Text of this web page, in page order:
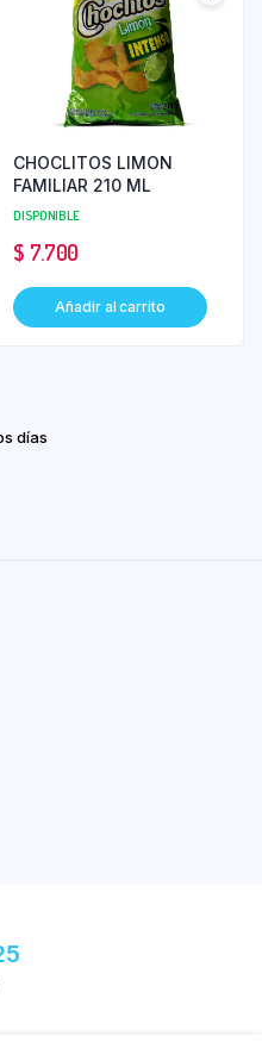
CHOCLITOS LIMON
FAMILIAR 210 ML
DISPONIBLE
$ 7.700
Añadir al carrito
días